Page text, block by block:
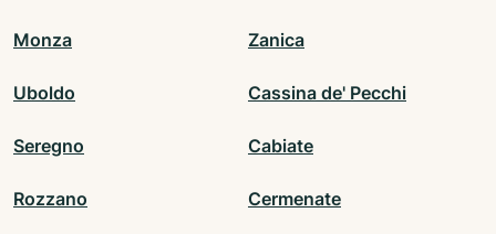
Monza Zanica
Uboldo Cassina de' Pecchi
Seregno Cabiate
Rozzano Cermenate